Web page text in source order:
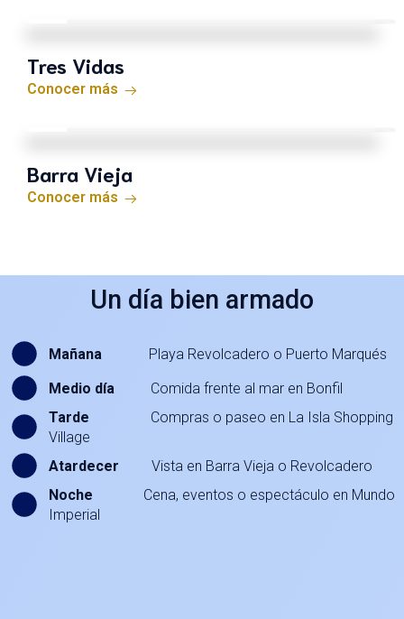
Tres Vidas
Conocer más
Barra Vieja
Conocer más
Un día bien armado
Mañana
Playa Revolcadero o Puerto Marqués
Medio día Comida frente al mar en Bonfil
Tarde
Compras o paseo en La Isla Shopping
Village
Atardecer
Vista en Barra Vieja o Revolcadero
Noche Cena, eventos o espectáculo en Mundo
Imperial